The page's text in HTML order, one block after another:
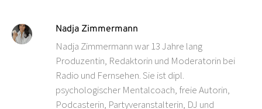
Nadja Zimmermann
Nadja Zimmermann war 13 Jahre lang
Produzentin, Redaktorin und Moderatorin bei
Radio und Fernsehen. Sie ist dipl.
psychologischer Mentalcoach, freie Autorin,
Podcasterin, Partyveranstalterin, DJ und